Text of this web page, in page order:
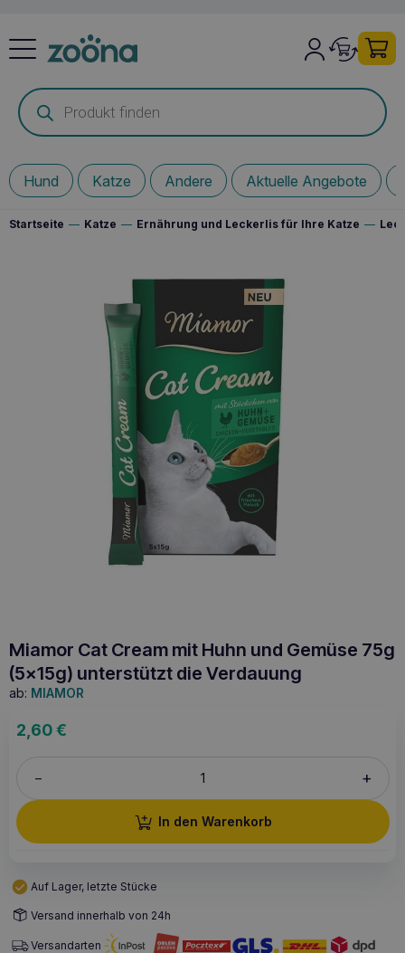
Products
search
Hund Katze Andere Aktuelle Angebote
Startseite — Katze — Ernährung und Leckerlis für Ihre Katze —
Miamor Cat Cream mit Huhn und Gemüse 75g
(5x15g) unterstützt die Verdauung
ab: MIAMOR
2,60€
– +
In den Warenkorb
Auf Lager, letzte Stücke
Versand innerhalb von 24h
Versandarten